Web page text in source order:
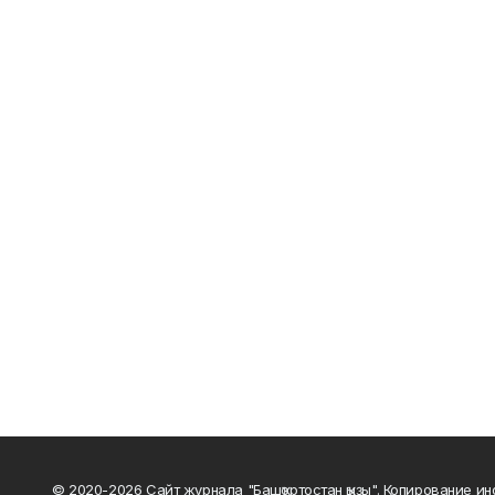
© 2020-2026 Сайт журнала "Башҡортостан ҡыҙы". Копирование